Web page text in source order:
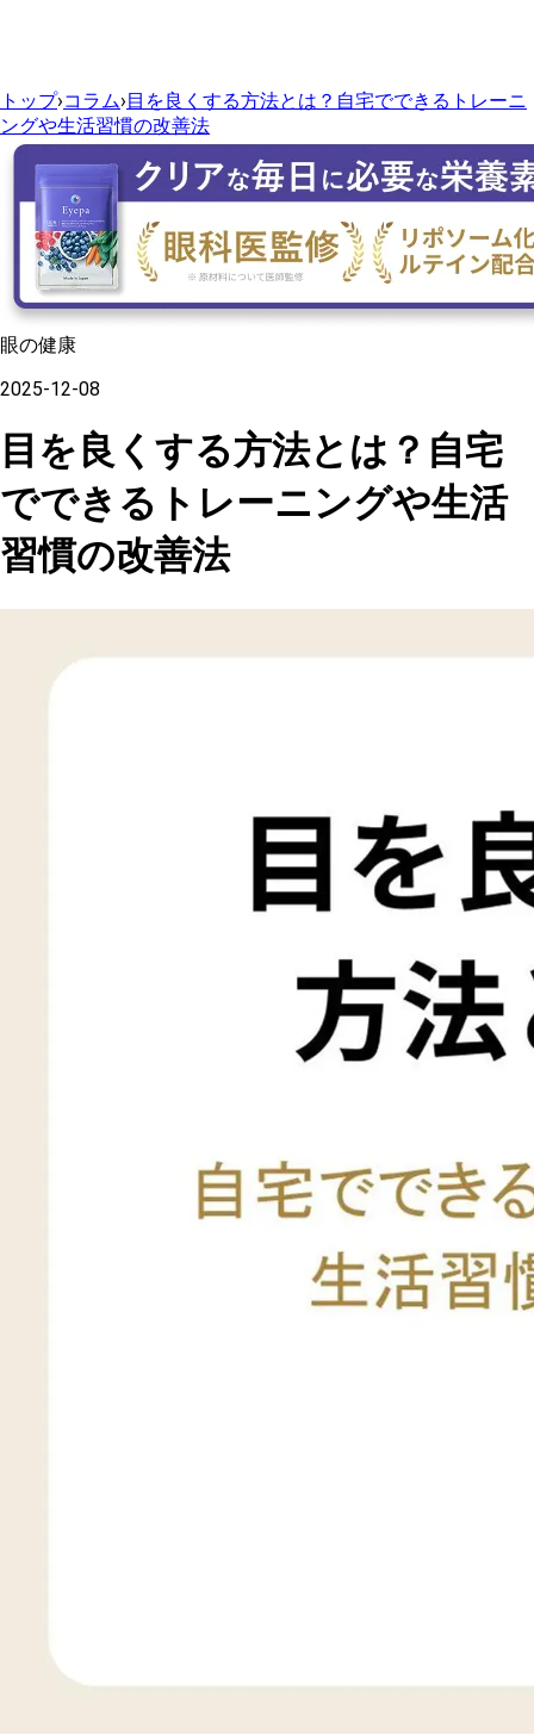
トップ›コラム›目を良くする方法とは？自宅でできるトレーニ
ングや生活習慣の改善法
眼の健康
2025-12-08
目を良くする方法とは？自宅
でできるトレーニングや生活
習慣の改善法